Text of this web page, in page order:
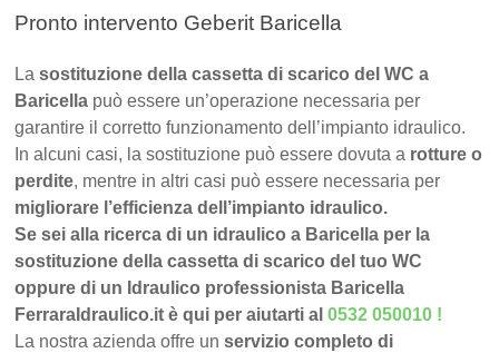
Pronto intervento Geberit Baricella
Lasostituzione della cassetta di scarico del WC a
Baricella può essere un’operazione necessaria per
garantire il corretto funzionamento dell’impianto idraulico.
In alcuni casi, la sostituzione può essere dovuta a rotture o
perdite, mentre in altri casi può essere necessaria per
migliorare l’efficienza dell’impianto idraulico.
Se sei alla ricerca di un idraulico a Baricella per la
sostituzione della cassetta di scarico del tuo WC
oppure di un Idraulico professionista Baricella
FerraraIdraulico.it è qui per aiutarti al0532 050010 !
La nostra azienda offre unservizio completo di